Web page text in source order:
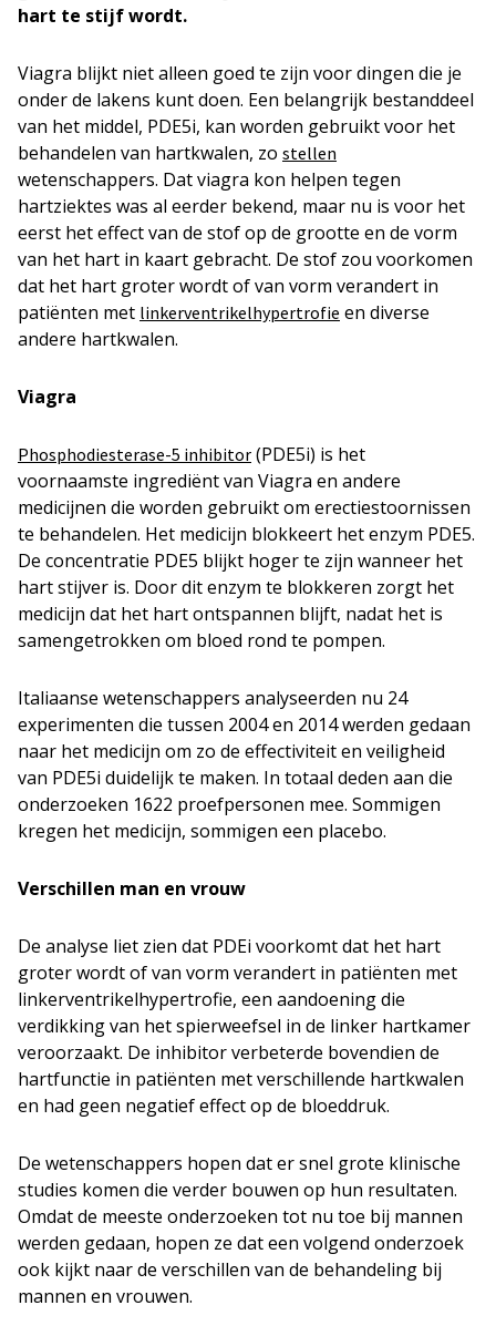
hart te stijf wordt.
Viagra blijkt niet alleen goed te zijn voor dingen die je
onder de lakens kunt doen. Een belangrijk bestanddeel
van het middel, PDE5i, kan worden gebruikt voor het
behandelen van hartkwalen, zo stellen
wetenschappers. Dat viagra kon helpen tegen
hartziektes was al eerder bekend, maar nu is voor het
eerst het effect van de stof op de grootte en de vorm
van het hart in kaart gebracht. De stof zou voorkomen
dat het hart groter wordt of van vorm verandert in
patiënten met linkerventrikelhypertrofie en diverse
andere hartkwalen.
Viagra
Phosphodiesterase-5 inhibitor (PDE5i) is het
voornaamste ingrediënt van Viagra en andere
medicijnen die worden gebruikt om erectiestoornissen
te behandelen. Het medicijn blokkeert het enzym PDE5.
De concentratie PDE5 blijkt hoger te zijn wanneer het
hart stijver is. Door dit enzym te blokkeren zorgt het
medicijn dat het hart ontspannen blijft, nadat het is
samengetrokken om bloed rond te pompen.
Italiaanse wetenschappers analyseerden nu 24
experimenten die tussen 2004 en 2014 werden gedaan
naar het medicijn om zo de effectiviteit en veiligheid
van PDE5i duidelijk te maken. In totaal deden aan die
onderzoeken 1622 proefpersonen mee. Sommigen
kregen het medicijn, sommigen een placebo.
Verschillen man en vrouw
De analyse liet zien dat PDEi voorkomt dat het hart
groter wordt of van vorm verandert in patiënten met
linkerventrikelhypertrofie, een aandoening die
verdikking van het spierweefsel in de linker hartkamer
veroorzaakt. De inhibitor verbeterde bovendien de
hartfunctie in patiënten met verschillende hartkwalen
en had geen negatief effect op de bloeddruk.
De wetenschappers hopen dat er snel grote klinische
studies komen die verder bouwen op hun resultaten.
Omdat de meeste onderzoeken tot nu toe bij mannen
werden gedaan, hopen ze dat een volgend onderzoek
ook kijkt naar de verschillen van de behandeling bij
mannen en vrouwen.